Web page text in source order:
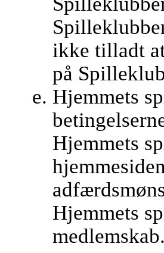
ikke tilladt
på
Hjemmets
Hjemmets
Hjemmets
medlemskab.